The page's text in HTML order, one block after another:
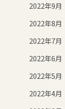
2022年9月
2022年8月
2022年7月
2022年6月
2022年5月
2022年4月